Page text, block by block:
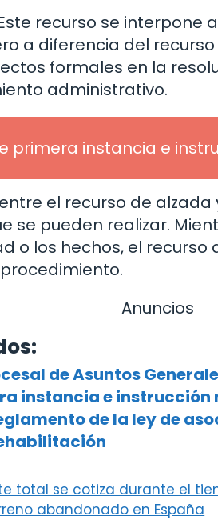
recurso se interpone
a diferencia del
formales en la
administrativo.
primera instancia e
el recurso de
se pueden realizar.
o los hechos, el
Anuncios
de Asuntos
instancia e instrucción
de la ley de
total se cotiza durante el
abandonado en España